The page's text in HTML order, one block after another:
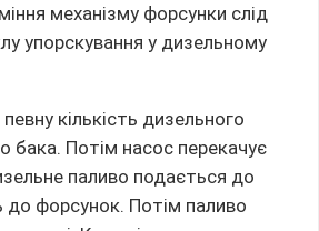
механізму форсунки слід
упорскування у дизельному
кількість дизельного
бака. Потім насос перекачує
паливо подається до
до форсунок. Потім паливо